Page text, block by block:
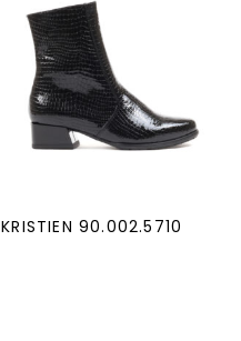
KRISTIEN 90.002.5710